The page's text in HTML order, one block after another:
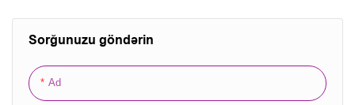
Sorğunuzu göndərin
Ad